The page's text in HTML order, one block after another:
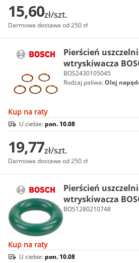
15,60zł/szt.
Darmowa dostawa od 250 zł
Pierścień
wtryskiwacza
BOS2430105045
Rodzaj paliwa:Olej
Kup na raty
U ciebie: pon. 10.08
19,77zł/szt.
Darmowa dostawa od 250 zł
Pierścień
wtryskiwacza
BOS1280210748
Kup na raty
U ciebie: pon. 10.08